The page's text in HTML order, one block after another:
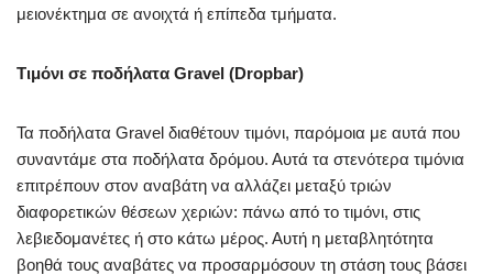
μειονέκτημα σε ανοιχτά ή επίπεδα τμήματα.
Τιμόνι σε ποδήλατα Gravel (Dropbar)
Τα ποδήλατα Gravel διαθέτουν τιμόνι, παρόμοια με αυτά που
συναντάμε στα ποδήλατα δρόμου. Αυτά τα στενότερα τιμόνια
επιτρέπουν στον αναβάτη να αλλάζει μεταξύ τριών
διαφορετικών θέσεων χεριών: πάνω από το τιμόνι, στις
λεβιεδομανέτες ή στο κάτω μέρος. Αυτή η μεταβλητότητα
βοηθά τους αναβάτες να προσαρμόσουν τη στάση τους βάσει